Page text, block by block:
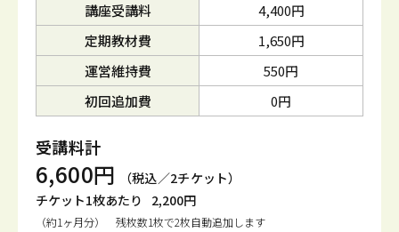
講座受講料
4,400円
定期教材費
1,650円
運営維持費
550円
初回追加費
0円
受講料計
6,600円
（税込／2チケット）
チケット1枚あたり
2,200円
（約1ヶ月分） 残枚数1枚で2枚自動追加します